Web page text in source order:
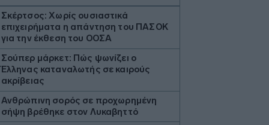
Σκέρτσος: Χωρίς ουσιαστικά
επιχειρήματα η απάντηση του ΠΑΣΟΚ
για την έκθεση του ΟΟΣΑ
Σούπερ μάρκετ: Πώς ψωνίζει ο
Έλληνας καταναλωτής σε καιρούς
ακρίβειας
Ανθρώπινη σορός σε προχωρημένη
σήψη βρέθηκε στον Λυκαβηττό